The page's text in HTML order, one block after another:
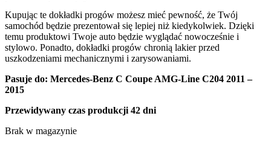
Kupując te dokładki progów możesz mieć pewność, że Twój
samochód będzie prezentował się lepiej niż kiedykolwiek. Dzięki
temu produktowi Twoje auto będzie wyglądać nowocześnie i
stylowo. Ponadto, dokładki progów chronią lakier przed
uszkodzeniami mechanicznymi i zarysowaniami.
Pasuje do: Mercedes-Benz C Coupe AMG-Line C204 2011 –
2015
Przewidywany czas produkcji 42 dni
Brak w magazynie